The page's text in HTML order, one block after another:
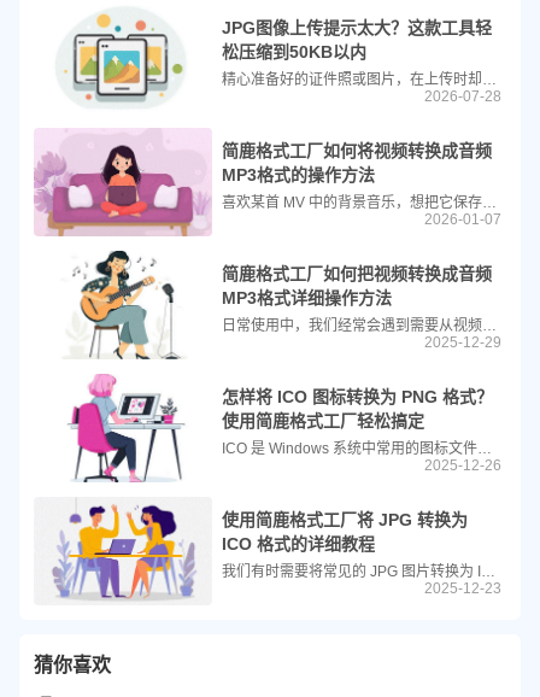
JPG图像上传提示太大？这款工具轻
松压缩到50KB以内
2026-07-28
简鹿格式工厂如何将视频转换成音频
MP3格式的操作方法
2026-01-07
简鹿格式工厂如何把视频转换成音频
MP3格式详细操作方法
2025-12-29
怎样将 ICO 图标转换为 PNG 格式？
使用简鹿格式工厂轻松搞定
2025-12-26
使用简鹿格式工厂将 JPG 转换为
ICO 格式的详细教程
2025-12-23
猜你喜欢